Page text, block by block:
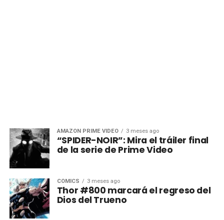
AMAZON PRIME VIDEO 3 meses ago
“SPIDER-NOIR”: Mira el tráiler final
de la serie de Prime Video
CÓMICS 3 meses ago
Thor #800 marcará el regreso del
Dios del Trueno